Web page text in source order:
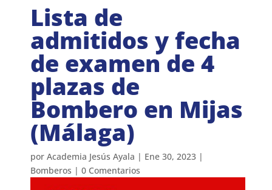
Lista de
admitidos y fecha
de examen de 4
plazas de
Bombero en Mijas
(Málaga)
porAcademia Jesús Ayala | Ene 30, 2023 |
Bomberos |0 Comentarios